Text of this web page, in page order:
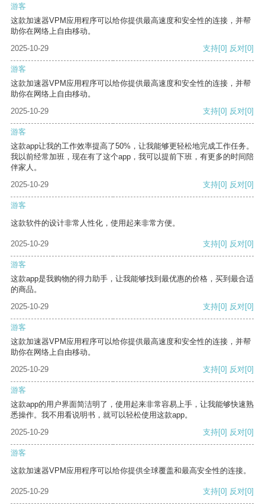
游客
这款加速器VPM应用程序可以给你提供最高速度和安全性的连接，并帮
助你在网络上自由移动。
2025-10-29
支持[0] 反对[0]
游客
这款加速器VPM应用程序可以给你提供最高速度和安全性的连接，并帮
助你在网络上自由移动。
2025-10-29
支持[0] 反对[0]
游客
这款app让我的工作效率提高了50%，让我能够更轻松地完成工作任务。
我以前经常加班，现在有了这个app，我可以提前下班，有更多的时间陪
伴家人。
2025-10-29
支持[0] 反对[0]
游客
这款软件的设计非常人性化，使用起来非常方便。
2025-10-29 支持[0] 反对[0]
游客
这款app是我购物的得力助手，让我能够找到最优惠的价格，买到最合适
的商品。
2025-10-29
支持[0] 反对[0]
游客
这款加速器VPM应用程序可以给你提供最高速度和安全性的连接，并帮
助你在网络上自由移动。
2025-10-29
支持[0] 反对[0]
游客
这款app的用户界面简洁明了，使用起来非常容易上手，让我能够快速熟
悉操作。我不用看说明书，就可以轻松使用这款app。
2025-10-29
支持[0] 反对[0]
游客
这款加速器VPM应用程序可以给你提供全球覆盖和最高安全性的连接。
2025-10-29 支持[0] 反对[0]